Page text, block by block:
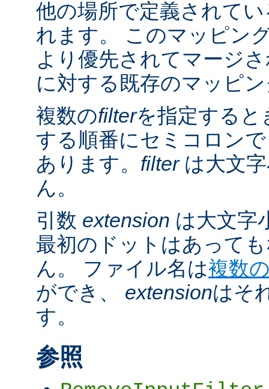
他の場所で定義されて
れます。 このマッピン
より優先されてマージ
に対する既存のマッピ
複数のfilterを指定すると
する順番にセミコロン
あります。 filterは大文
ん。
引数 extension は大文字
最初のドットはあって
ん。 ファイル名は複数
ができ、 extensionはそ
す。
参照